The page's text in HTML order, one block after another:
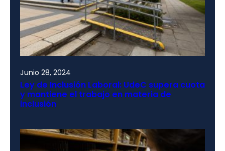
Junio 28, 2024
Ley de Inclusión Laboral: UdeC supera cuota
y mantiene el trabajo en materia de
inclusión